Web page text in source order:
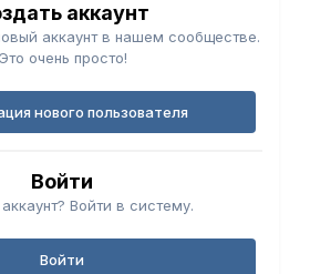
аккаунт
аккаунт в нашем сообществе.
Это очень просто!
нового пользователя
Войти
Войти в систему.
Войти